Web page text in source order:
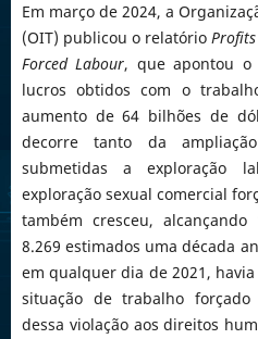
Em março de 2024, a
(OIT) publicou o relatório
Forced Labour, que apontou o
lucros obtidos com o
aumento de 64 bilhões de
decorre tanto da
submetidas a exploração
exploração sexual comercial
também cresceu,
8.269 estimados uma década
em qualquer dia de 2021,
situação de trabalho
dessa violação aos direitos